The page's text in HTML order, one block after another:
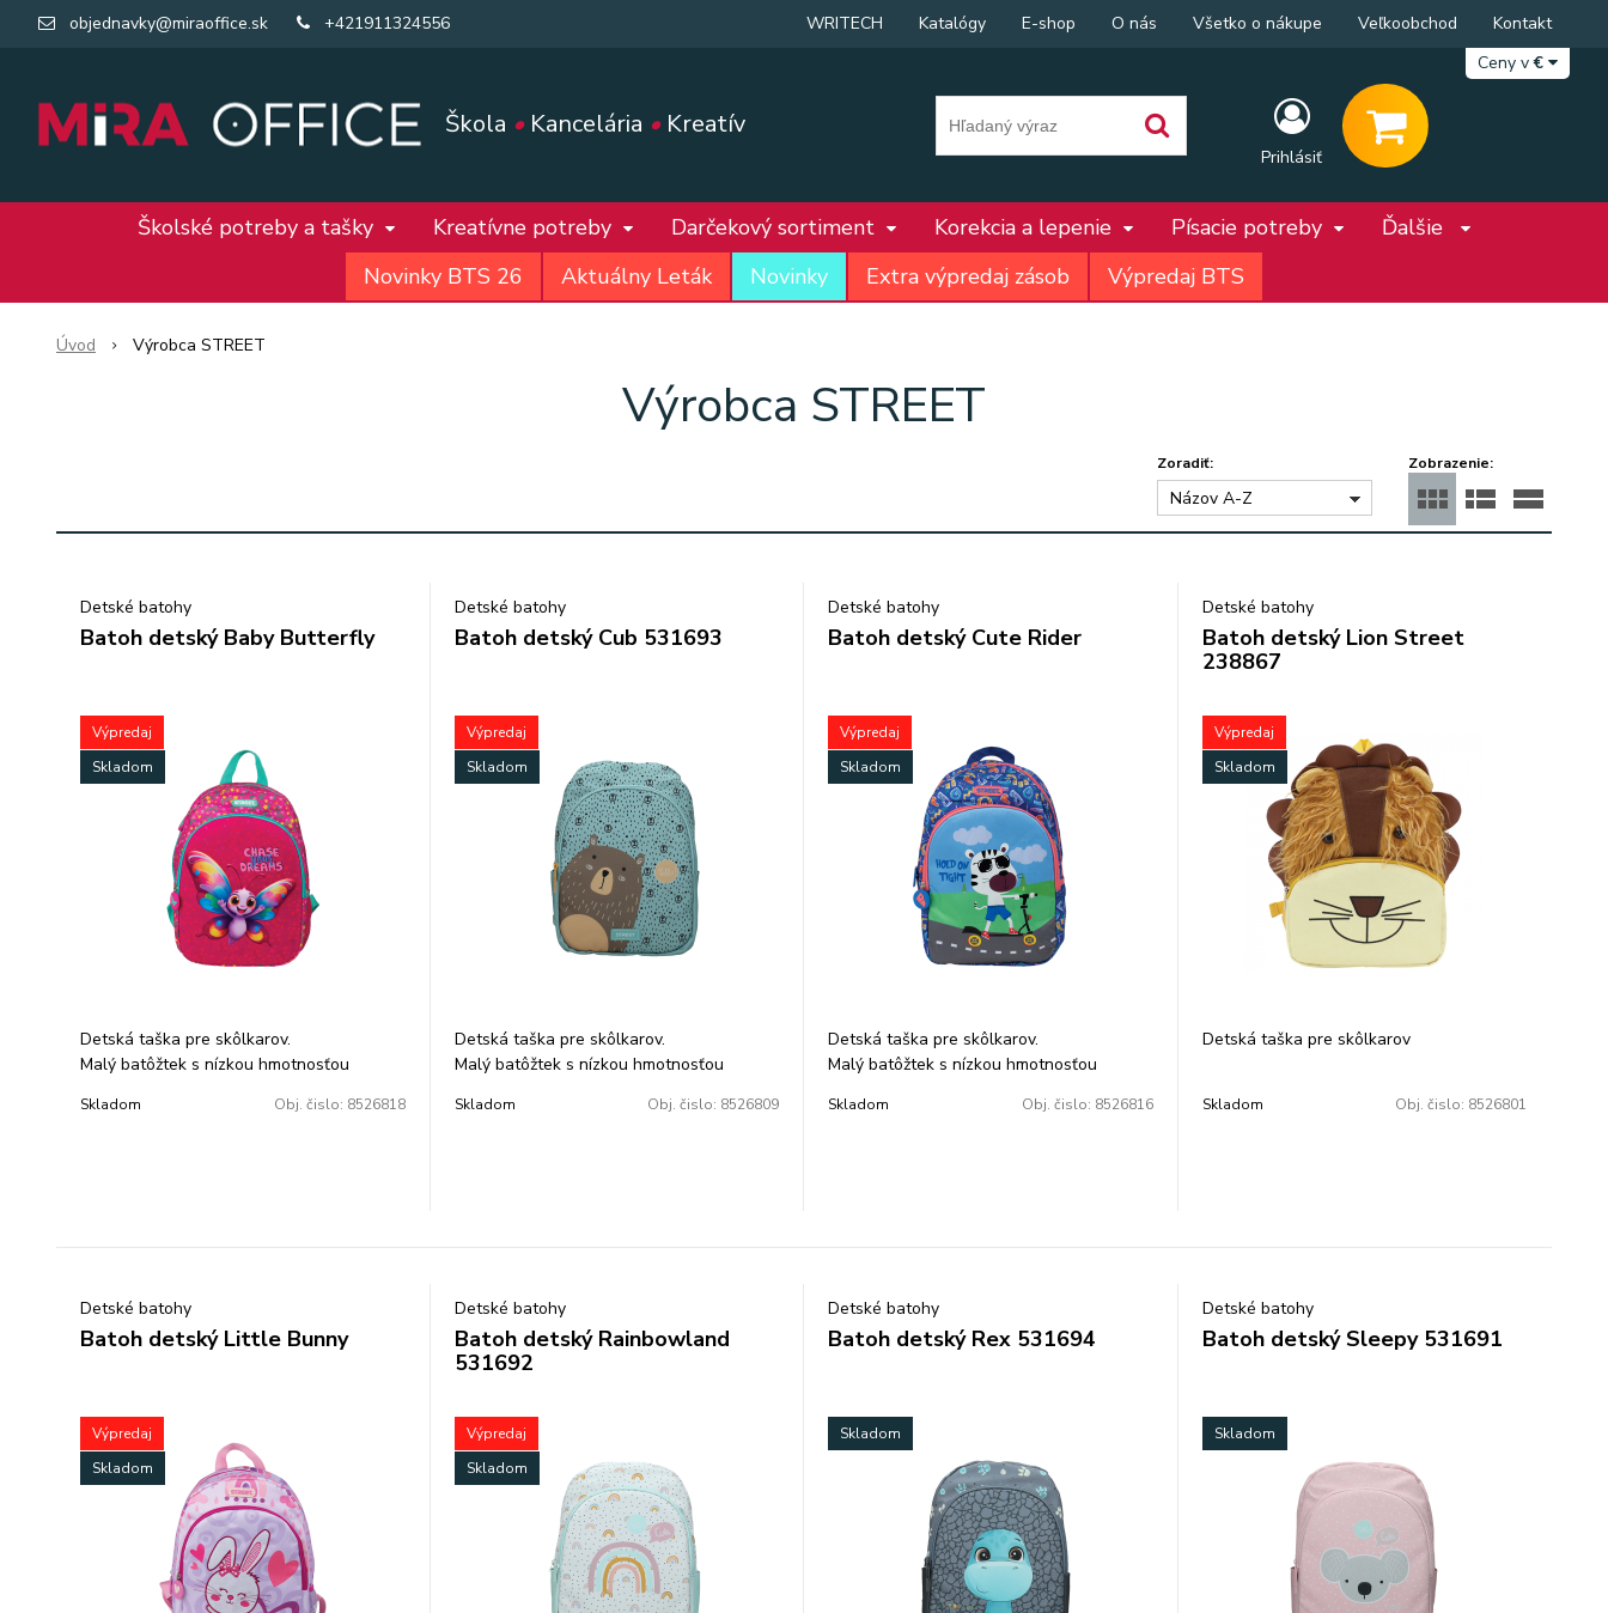
Škola •Kancelária •Kreatív
objednavky@miraoffice.sk +421911324556
Prihlásiť
WRITECH Katalógy E-shop O nás Všetko o nákupe Veľkoobchod
Kontakt
Ceny v€
Školské potreby a tašky Kreatívne potreby Darčekový sortiment Korekcia a lepenie Písacie potreby
Ďalšie
Novinky BTS 26
Aktuálny Leták Novinky Extra výpredaj zásob Výpredaj BTS
Úvod Výrobca STREET
Výrobca STREET
Zobrazenie:
Zoradiť:
Názov A-Z
Detské batohy
Batoh detský Baby Butterfly
Výpredaj
Skladom
Detská taška pre skôlkarov.
Malý batôžtek s nízkou hmotnosťou
vrecko na zips.
Skladom Obj. čislo: 8526818
Detské batohy
Batoh detský Cub 531693
Výpredaj
Skladom
Detská taška pre skôlkarov.
Malý batôžtek s nízkou hmotnosťou
vrecko na zips.
Skladom Obj. čislo: 8526809
Detské batohy
Batoh detský Cute Rider
Výpredaj
Skladom
Detská taška pre skôlkarov.
Malý batôžtek s nízkou hmotnosťou
vrecko na zips.
Skladom Obj. čislo: 8526816
Detské batohy
Batoh detský Lion Street
238867
Výpredaj
Skladom
Detská taška pre skôlkarov
Skladom Obj. čislo: 8526801
Detské batohy
Batoh detský Little Bunny
Výpredaj
Skladom
Detské batohy
Batoh detský Rainbowland
531692
Výpredaj
Skladom
Detské batohy
Batoh detský Rex 531694
Skladom
Detské batohy
Batoh detský Sleepy 531691
Skladom